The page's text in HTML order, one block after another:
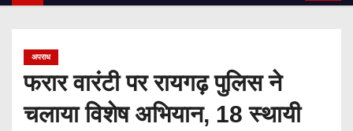
अपराध
फरार वारंटी पर रायगढ़ पुलिस ने
चलाया विशेष अभियान, 18 स्थायी